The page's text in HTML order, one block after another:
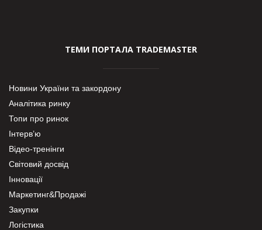
ТЕМИ ПОРТАЛА TRADEMASTER
Новини України та закордону
Аналітика ринку
Топи про ринок
Інтерв’ю
Відео-тренінги
Світовий досвід
Інновації
Маркетинг&Продажі
Закупки
Логістика